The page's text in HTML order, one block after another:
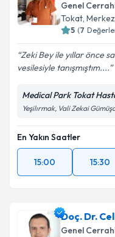
Genel
Tokat, Merkez
5 (7
Zeki Bey ile yıllar önce
vesilesiyle tanışmıştım....
Medical Park Tokat
Yeşilırmak, Vali Zekai
En Yakın Saatler
15:00 15:30
Doç. Dr.
Genel